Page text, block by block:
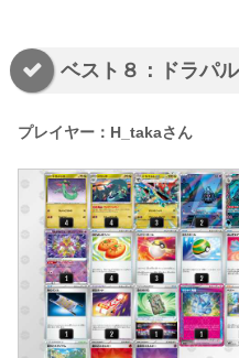
ベスト８：ドラパ
プレイヤー：H_takaさん